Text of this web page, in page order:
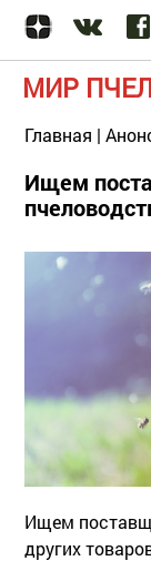
МИР
Главная |
Ищем
Ищем
других